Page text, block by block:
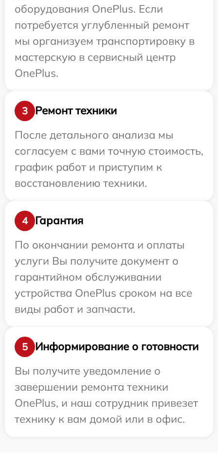
оборудования OnePlus. Если
потребуется углубленный ремонт
мы организуем транспортировку в
мастерскую в сервисный центр
OnePlus.
3
Ремонт техники
После детального анализа мы
согласуем с вами точную стоимость,
график работ и приступим к
восстановлению техники.
4
Гарантия
По окончании ремонта и оплаты
услуги Вы получите документ о
гарантийном обслуживании
устройства OnePlus сроком на все
виды работ и запчасти.
5
Информирование о готовности
Вы получите уведомление о
завершении ремонта техники
OnePlus, и наш сотрудник привезет
технику к вам домой или в офис.